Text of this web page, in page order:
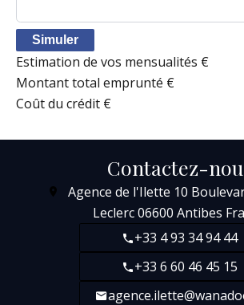
Simuler
Estimation de vos mensualités €
Montant total emprunté €
Coût du crédit €
Contactez-
Agence de l'Ilette 10
Leclerc06600 Antibes
+33 4 93 34 94 44
+33 6 60 46 45 15